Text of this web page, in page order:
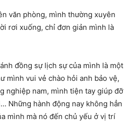
văn phòng, mình thường xuyên
rơi xuống, chỉ đơn giản mình là
đồng sự lịch sự của mình là một
mình vui vẻ chào hỏi anh bảo vệ,
nghiệp nam, mình tiện tay giúp đỡ
Những hành động nay không hẳn
mình mà nó đến chủ yếu ở vị trí